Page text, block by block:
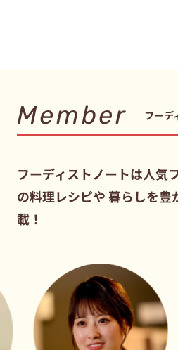
Member フーデ
フーディストノートは人気
の料理レシピや暮らしを豊
載！